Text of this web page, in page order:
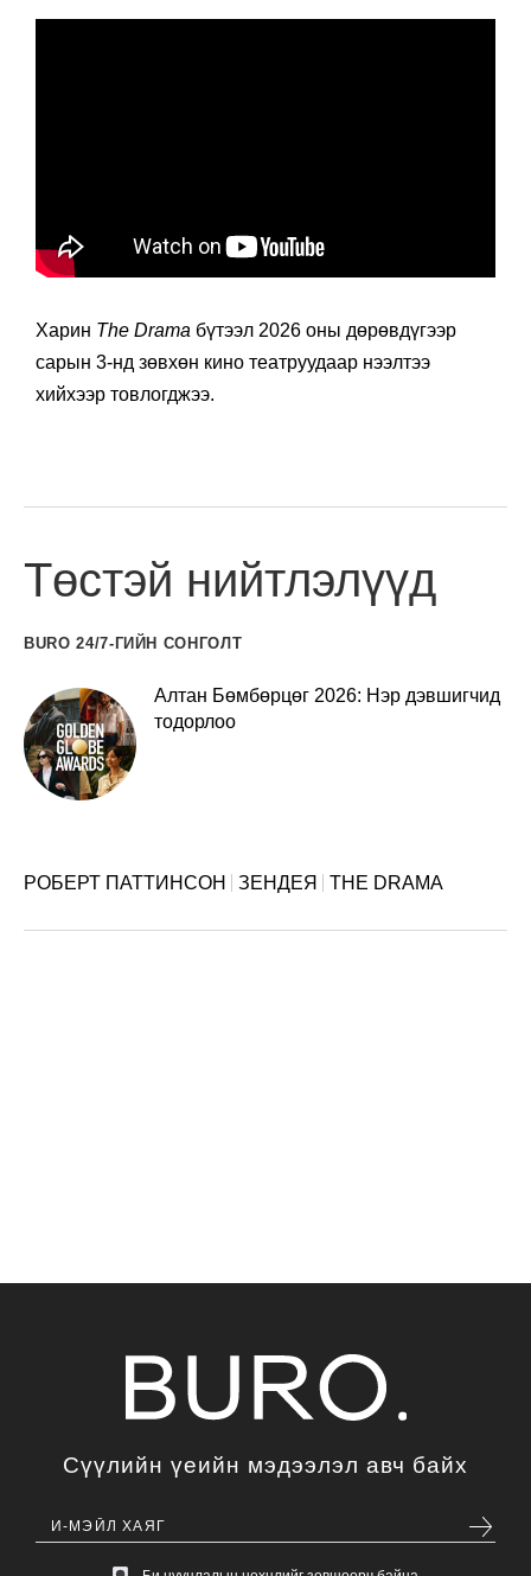
Харин The Drama бүтээл 2026 оны дөрөвдүгээр
сарын 3-нд зөвхөн кино театруудаар нээлтээ
хийхээр товлогджээ.
Төстэй нийтлэлүүд
BURO 24/7-ГИЙН СОНГОЛТ
Алтан Бөмбөрцөг 2026: Нэр дэвшигчид
тодорлоо
РОБЕРТ ПАТТИНСОН ЗЕНДЕЯ THE DRAMA
Сүүлийн үеийн мэдээлэл авч байх